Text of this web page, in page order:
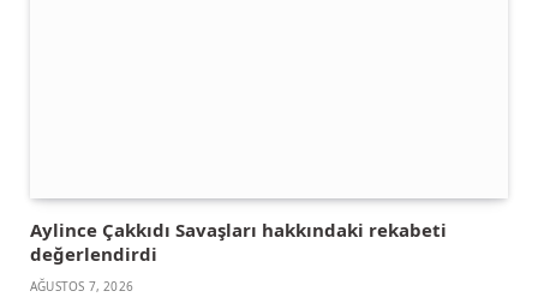
Aylince Çakkıdı Savaşları hakkındaki rekabeti
değerlendirdi
AĞUSTOS 7, 2026